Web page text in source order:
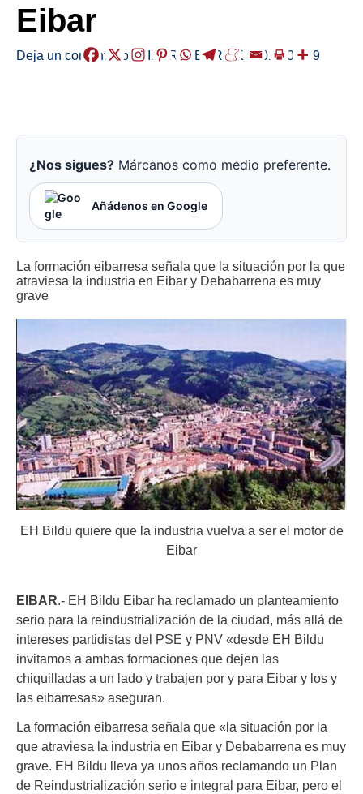
Eibar
Deja un comentario /EIBAR ,HERRIAK /2019-01-09
¿Nos sigues? Márcanos como medio preferente.
Añádenos en Google
La formación eibarresa señala que la situación por la que
atraviesa la industria en Eibar y Debabarrena es muy
grave
EH Bildu quiere que la industria vuelva a ser el motor de
Eibar
EIBAR.- EH Bildu Eibar ha reclamado un planteamiento
serio para la reindustrialización de la ciudad, más allá de
intereses partidistas del PSE y PNV «desde EH Bildu
invitamos a ambas formaciones que dejen las
chiquilladas a un lado y trabajen por y para Eibar y los y
las eibarresas» aseguran.
La formación eibarresa señala que «la situación por la
que atraviesa la industria en Eibar y Debabarrena es muy
grave. EH Bildu lleva ya unos años reclamando un Plan
de Reindustrialización serio e integral para Eibar, pero el